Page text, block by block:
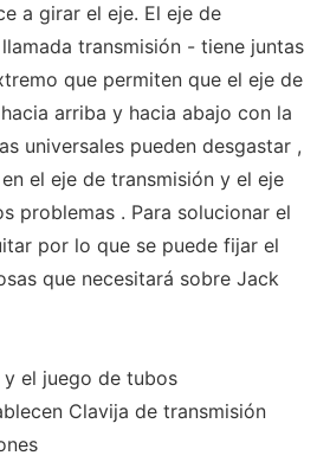
a girar el eje. El eje de
transmisión - tiene juntas
que permiten que el eje de
arriba y hacia abajo con la
universales pueden desgastar ,
el eje de transmisión y el eje
problemas . Para solucionar el
por lo que se puede fijar el
que necesitará sobre Jack
el juego de tubos
Clavija de transmisión